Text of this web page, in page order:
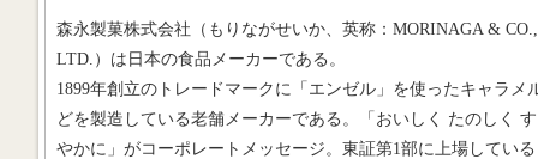
森永製菓株式会社（もりながせいか、英称：MORINAGA & CO.,
LTD.）は日本の食品メーカーである。
1899年創立のトレードマークに「エンゼル」を使ったキャラメ
どを製造している老舗メーカーである。「おいしく たのしく
やかに」がコーポレートメッセージ。東証第1部に上場している